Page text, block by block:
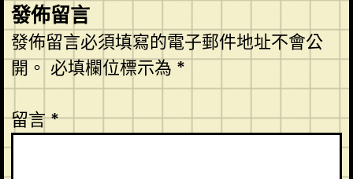
發佈留言
發佈留言必須填寫的電子郵件地址不會公
開。必填欄位標示為*
留言*